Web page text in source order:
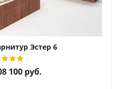
Эстер 6
100руб.